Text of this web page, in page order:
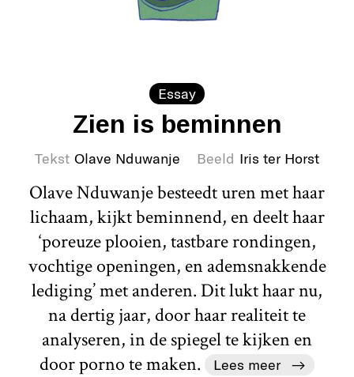
Essay
Zien is beminnen
Tekst Olave Nduwanje Beeld Iris ter Horst
Olave Nduwanje besteedt uren met haar
lichaam, kijkt beminnend, en deelt haar
‘poreuze plooien, tastbare rondingen,
vochtige openingen, en ademsnakkende
lediging’ met anderen. Dit lukt haar nu,
na dertig jaar, door haar realiteit te
analyseren, in de spiegel te kijken en
door porno te maken.
Lees meer